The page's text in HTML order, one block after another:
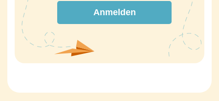
Anmelden